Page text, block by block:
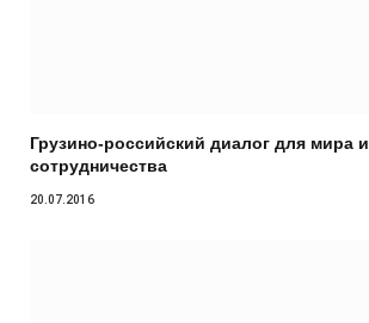
Грузино-российский диалог для мира и
сотрудничества
20.07.2016